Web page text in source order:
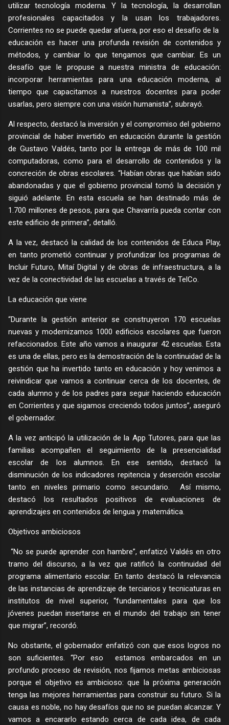
utilizar tecnología moderna. Y la tecnología, la desarrollan
profesionales capacitados y la usan los trabajadores.
Corrientes no se puede quedar afuera, por eso el desafío de la
educación es hacer una profunda revisión de contenidos y
métodos, y cambiar lo que tengamos que cambiar. Es un
desafío que le propuse a nuestra ministra de educación:
incorporar herramientas para una educación moderna, al
tiempo que capacitamos a nuestros docentes para poder
usarlas, pero siempre con una visión humanista”, subrayó.
Al respecto, destacó la inversión y el compromiso del gobierno
provincial de haber invertido en educación durante la gestión
de Gustavo Valdés, tanto por la entrega de más de 100 mil
computadoras, como para el desarrollo de contenidos y la
concreción de obras escolares. “Habían obras que habían sido
abandonadas y que el gobierno provincial tomó la decisión y
siguió adelante. En esta escuela se han destinado más de
1.700 millones de pesos, para que Chavarría pueda contar con
este edificio de primera”, detalló.
A la vez, destacó la calidad de los contenidos de Educa Play,
en tanto prometió continuar y profundizar los programas de
Incluir Futuro, Mitaí Digital y de obras de infraestructura, a la
vez de la conectividad de las escuelas a través de TelCo.
La educación que viene
“Durante la gestión anterior se construyeron 170 escuelas
nuevas y modernizamos 1000 edificios escolares que fueron
refaccionados. Este año vamos a inaugurar 42 escuelas. Esta
es una de ellas, pero es la demostración de la continuidad de la
gestión que ha invertido tanto en educación y hoy venimos a
reivindicar que vamos a continuar cerca de los docentes, de
cada alumno y de los padres para seguir haciendo educación
en Corrientes y que sigamos creciendo todos juntos”, aseguró
el gobernador.
A la vez anticipó la utilización de la App Tutores, para que las
familias acompañen el seguimiento de la presencialidad
escolar de los alumnos. En ese sentido, destacó la
disminución de los indicadores repitencia y deserción escolar
tanto en niveles primario como secundario. Así mismo,
destacó los resultados positivos de evaluaciones de
aprendizajes en contenidos de lengua y matemática.
Objetivos ambiciosos
“No se puede aprender con hambre”, enfatizó Valdés en otro
tramo del discurso, a la vez que ratificó la continuidad del
programa alimentario escolar. En tanto destacó la relevancia
de las instancias de aprendizaje de terciarios y tecnicaturas en
institutos de nivel superior, “fundamentales para que los
jóvenes puedan insertarse en el mundo del trabajo sin tener
que migrar”, recordó.
No obstante, el gobernador enfatizó con que esos logros no
son suficientes. “Por eso estamos embarcados en un
profundo proceso de revisión, nos fijamos metas ambiciosas
porque el objetivo es ambicioso: que la próxima generación
tenga las mejores herramientas para construir su futuro. Si la
causa es noble, no hay desafíos que no se puedan alcanzar. Y
vamos a encararlo estando cerca de cada idea, de cada